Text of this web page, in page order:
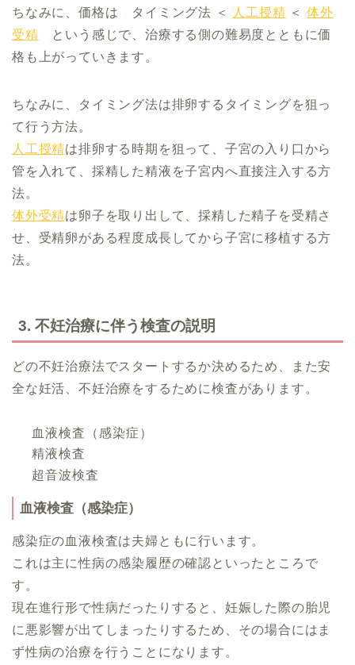
ちなみに、価格は タイミング法 ＜
人工授精 ＜体外
受精 という感じで、治療する側の難易度とともに価
格も上がっていきます。
ちなみに、タイミング法は排卵するタイミングを狙っ
て行う方法。
人工授精は排卵する時期を狙って、子宮の入り口から
管を入れて、採精した精液を子宮内へ直接注入する方
法。
体外受精は卵子を取り出して、採精した精子を受精さ
せ、受精卵がある程度成長してから子宮に移植する方
法。
3. 不妊治療に伴う検査の説明
どの不妊治療法でスタートするか決めるため、また安
全な妊活、不妊治療をするために検査があります。
血液検査（感染症）
精液検査
超音波検査
血液検査（感染症）
感染症の血液検査は夫婦ともに行います。
これは主に性病の感染履歴の確認といったところで
す。
現在進行形で性病だったりすると、妊娠した際の胎児
に悪影響が出てしまったりするため、その場合にはま
ず性病の治療を行うことになります。